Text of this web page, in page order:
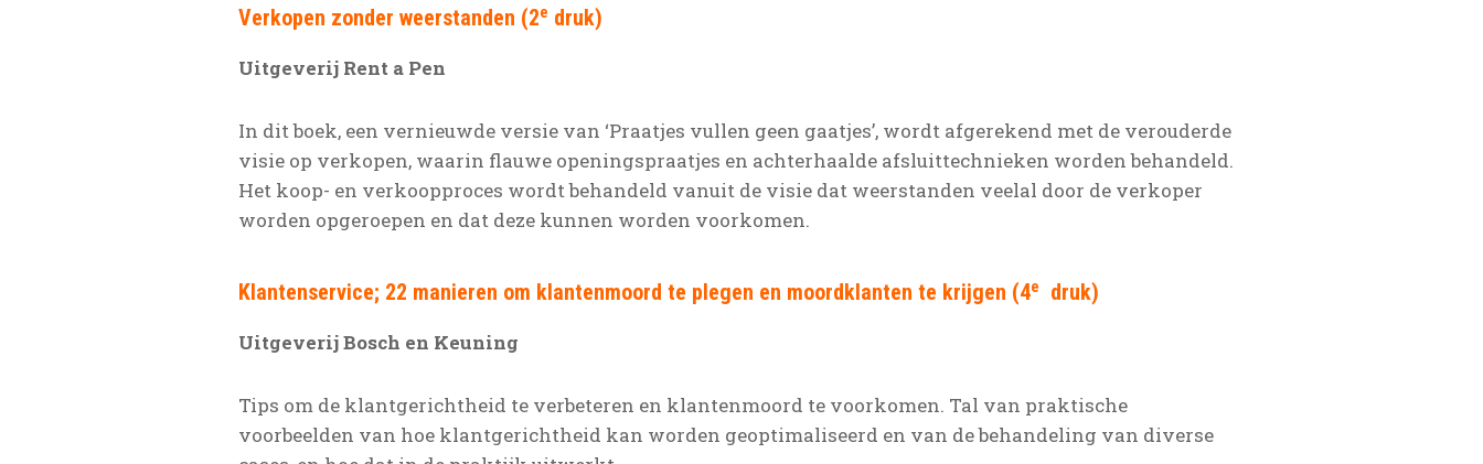
Verkopen zonder weerstanden (2e druk)
Uitgeverij Rent a Pen
In dit boek, een vernieuwde versie van ‘Praatjes vullen geen gaatjes’, wordt afgerekend met de verouderde
visie op verkopen, waarin flauwe openingspraatjes en achterhaalde afsluittechnieken worden behandeld.
Het koop- en verkoopproces wordt behandeld vanuit de visie dat weerstanden veelal door de verkoper
worden opgeroepen en dat deze kunnen worden voorkomen.
Klantenservice; 22 manieren om klantenmoord te plegen en moordklanten te krijgen (4e druk)
Uitgeverij Bosch en Keuning
Tips om de klantgerichtheid te verbeteren en klantenmoord te voorkomen. Tal van praktische
voorbeelden van hoe klantgerichtheid kan worden geoptimaliseerd en van de behandeling van diverse